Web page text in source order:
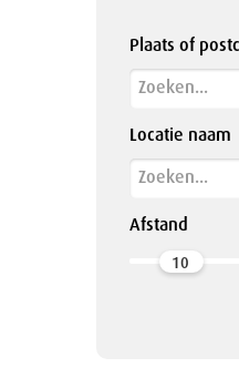
Plaats of
Locatie naam
Afstand
10